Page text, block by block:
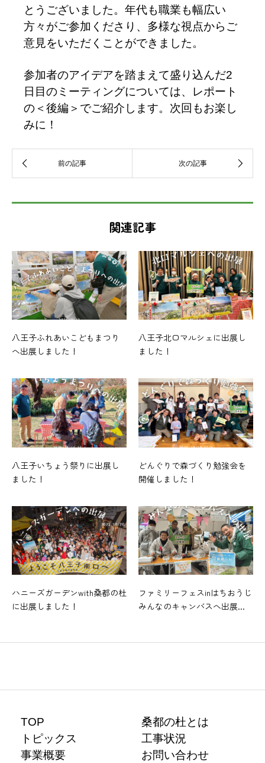
とうございました。年代も職業も幅広い
方々がご参加くださり、多様な視点からご
意見をいただくことができました。
参加者のアイデアを踏まえて盛り込んだ2
日目のミーティングについては、レポート
の＜後編＞でご紹介します。次回もお楽し
みに！
関連記事
八王子ふれあいこどもまつり
へ出展しました！
八王子北口マルシェに出展し
ました！
八王子いちょう祭りに出展し
ました！
どんぐりで森づくり勉強会を
開催しました！
ハニーズガーデンwith桑都の杜
に出展しました！
ファミリーフェスinはちおうじ
みんなのキャンバスへ出展...
TOP
桑都の杜とは
トピックス
工事状況
事業概要
お問い合わせ